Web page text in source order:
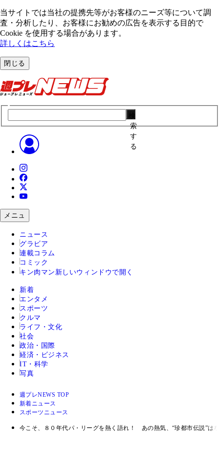
当サイトでは当社の提携先等がお客様のニーズ等について調
査・分析したり、お客様にお勧めの広告を表⽰する⽬的で
Cookie を使⽤する場合があります。
詳しくはこちら
閉じる
索
す
る
メニュ
ニュース
グラビア
連載コラム
コミック
キン肉マン 新しいウィンドウで開く
新着
エンタメ
スポーツ
クルマ
ライフ・文化
社会
政治・国際
経済・ビジネス
IT・科学
写真
週プレNEWS TOP
新着ニュース
スポーツニュース
今こそ、８０年代パ・リーグを熱く語れ！ あの熱気、“珍都市伝説”は